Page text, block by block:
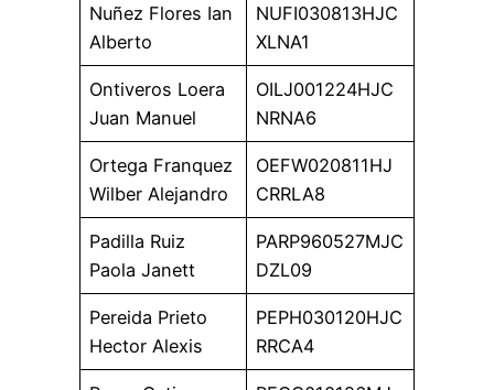
Nuñez Flores Ian
Alberto
NUFI030813HJC
XLNA1
Ontiveros Loera
Juan Manuel
OILJ001224HJC
NRNA6
Ortega Franquez
Wilber Alejandro
OEFW020811HJ
CRRLA8
Padilla Ruiz
Paola Janett
PARP960527MJC
DZL09
Pereida Prieto
Hector Alexis
PEPH030120HJC
RRCA4